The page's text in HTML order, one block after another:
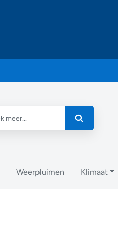
Weerpluimen Klimaat